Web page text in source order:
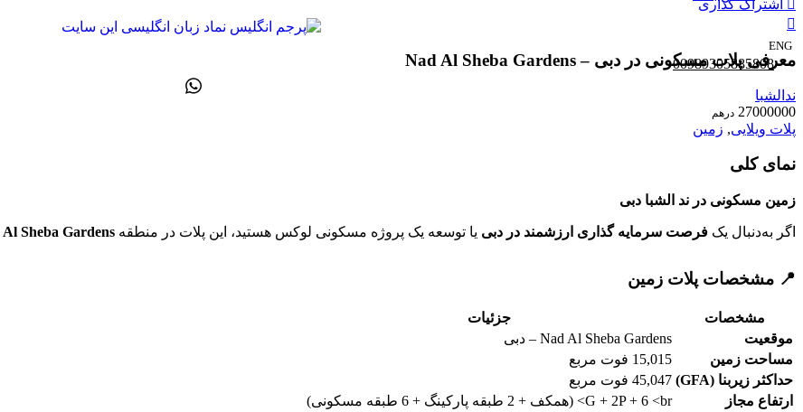
ENG
00989305885808
اشتراک گذاری
معرفی پلات مسکونی در دبی – Nad Al Sheba Gardens
ندالشبا
27000000 درهم
پلات ویلایی, زمین
نمای کلی
زمین مسکونی در ند الشبا دبی
اگر به‌دنبال یک فرصت سرمایه گذاری ارزشمند در دبی یا توسعه یک پروژه مسکونی لوکس هستید، این پلات در منطقه Sheba Gardens
📍 مشخصات پلات زمین
مشخصات
جزئیات
موقعیت
Nad Al Sheba Gardens – دبی
مساحت زمین
15,015 فوت مربع
حداکثر زیربنا (GFA)
45,047 فوت مربع
ارتفاع مجاز
G + 2P + 6 <br> (همکف + 2 طبقه پارکینگ + 6 طبقه مسکونی)